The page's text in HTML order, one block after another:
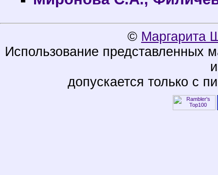
© Маргарита
Использование представленных
допускается только с